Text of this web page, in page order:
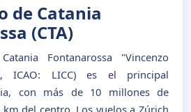
de Catania
(CTA)
Fontanarossa "Vincenzo
ICAO: LICC) es el principal
con más de 10 millones de